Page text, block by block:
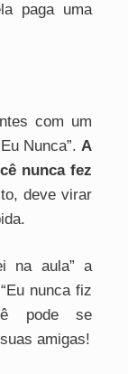
paga uma
com um
Nunca”. A
nunca fez
deve virar
na aula” a
nunca fiz
pode se
amigas!